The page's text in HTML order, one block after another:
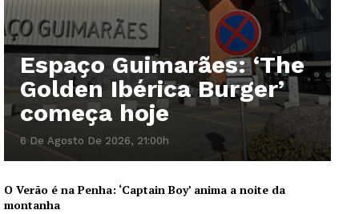
Guimarães, agora!
SUBSCREVA JÁ!
Institucional
Espaço Guimarães: ‘The
Golden Ibérica Burger’
começa hoje
6 De Agosto De 2026, 21:00h
O Verão é na Penha: ‘Captain Boy’ anima a noite da
montanha